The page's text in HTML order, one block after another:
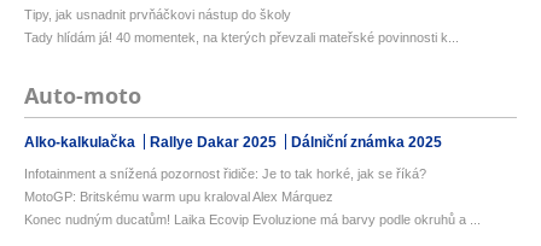
Tipy, jak usnadnit prvňáčkovi nástup do školy
Tady hlídám já! 40 momentek, na kterých převzali mateřské povinnosti k...
Auto-moto
Alko-kalkulačka Rallye Dakar 2025 Dálniční známka 2025
Infotainment a snížená pozornost řidiče: Je to tak horké, jak se říká?
MotoGP: Britskému warm upu kraloval Alex Márquez
Konec nudným ducatům! Laika Ecovip Evoluzione má barvy podle okruhů a ...